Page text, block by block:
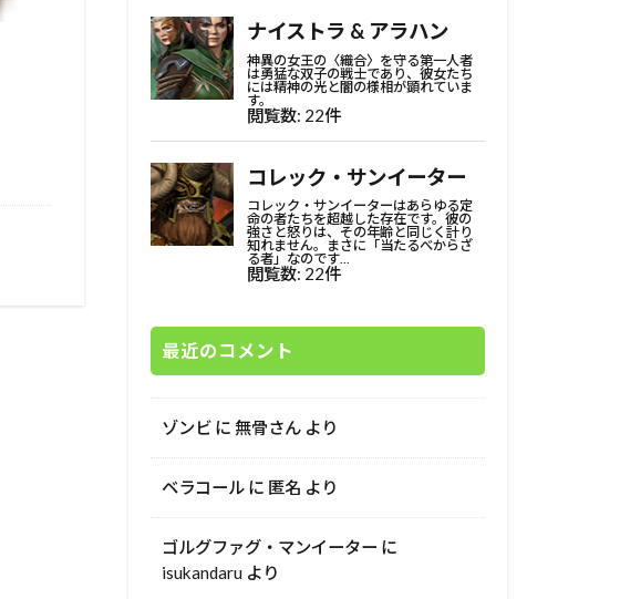
最近のコメント
ゾンビ に 無骨さん より
ベラコール に 匿名 より
ゴルグファグ・マンイーター に
isukandaru より